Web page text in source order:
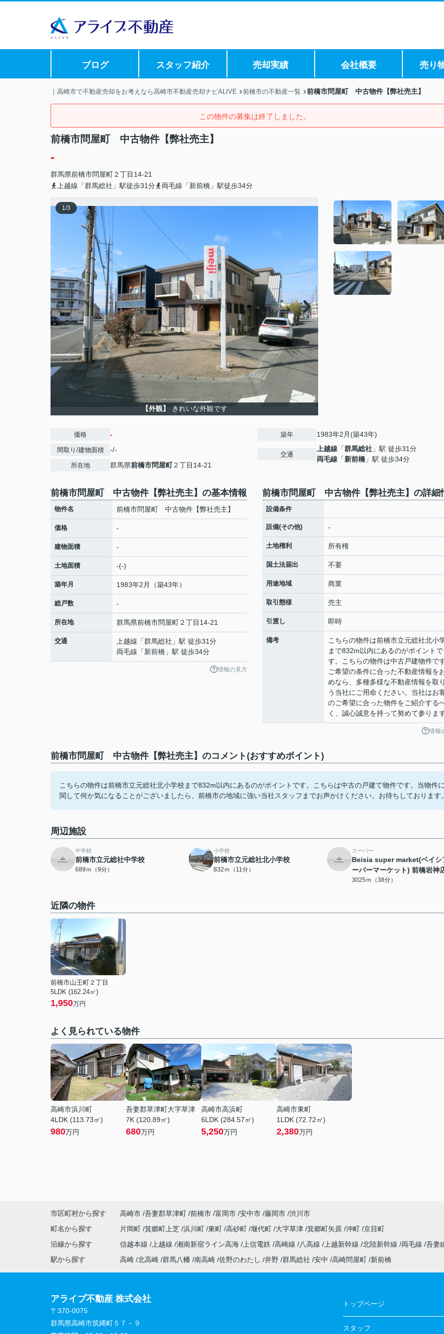
ブログ スタッフ紹介 売却実績 会社概要 売り
｜高崎市で不動産売却をお考えなら高崎市不動産売却ナビALIVE 前橋市の不動産一覧 前橋市問屋町 中古物件【弊社売主】
この物件の募集は終了しました。
前橋市問屋町 中古物件【弊社売主】
-
群馬県前橋市問屋町２丁目14-21
上越線「群馬総社」駅徒歩31分
両毛線「新前橋」駅徒歩34分
1/3
【外観】 きれいな外観です
価格 -
間取り/建物面積 -/-
所在地 群馬県前橋市問屋町２丁目14-21
築年 1983年2月(築43年)
交通
上越線 「群馬総社 」駅 徒歩31分
両毛線 「新前橋 」駅 徒歩34分
前橋市問屋町 中古物件【弊社売主】の基本情報
物件名 前橋市問屋町 中古物件【弊社売主】
価格 -
建物面積 -
土地面積 -(-)
築年月 1983年2月（築43年）
総戸数 -
所在地 群馬県前橋市問屋町２丁目14-21
交通 上越線 「群馬総社 」駅 徒歩31分
両毛線 「新前橋 」駅 徒歩34分
情報の見方
前橋市問屋町 中古物件【弊社売主】の詳細
設備条件
設備(その他) -
土地権利 所有権
国土法届出 不要
用途地域 商業
取引態様 売主
引渡し 即時
備考
こちらの物件は前橋市立元総社北小
まで832m以内にあるのがポイントで
す。こちらの物件は中古戸建物件で
ご希望の条件に合った不動産情報を
めなら、多種多様な不動産情報を取
う当社にご用命ください。当社はお
のご希望に合った物件をご紹介する
く、誠心誠意を持って努めて参りま
情報
前橋市問屋町 中古物件【弊社売主】のコメント(おすすめポイント)
こちらの物件は前橋市立元総社北小学校まで832m以内にあるのがポイントです。こちらは中古の戸建て物件です。当物件
関して何か気になることがございましたら、前橋市の地域に強い当社スタッフまでお声かけください。お待ちしております
周辺施設
中学校
前橋市立元総社中学校
689ｍ（9分）
小学校
前橋市立元総社北小学校
832ｍ（11分）
スーパー
Beisia super market(ベイシ
ーパーマーケット) 前橋岩神
3025ｍ（38分）
近隣の物件
前橋市山王町２丁目
5LDK (162.24㎡)
1,950万円
よく見られている物件
高崎市浜川町
4LDK (113.73㎡)
980万円
吾妻郡草津町大字草津
7K (120.89㎡)
680万円
高崎市高浜町
6LDK (284.57㎡)
5,250万円
高崎市東町
1LDK (72.72㎡)
2,380万円
市区町村から探す 高崎市 吾妻郡草津町 前橋市 富岡市 安中市 藤岡市 渋川市
町名から探す
片岡町 箕郷町上芝 浜川町 東町 高砂町 堰代町 大字草津 箕郷町矢原 沖町 京目町
沿線から探す
信越本線 上越線 湘南新宿ライン高海 上信電鉄 高崎線 八高線 上越新幹線 北陸新幹線 両毛線 吾妻
駅から探す
高崎 北高崎 群馬八幡 南高崎 佐野のわたし 井野 群馬総社 安中 高崎問屋町 新前橋
アライブ不動産 株式会社
〒370-0075
群馬県高崎市筑縄町５７－９
トップページ
スタッフ